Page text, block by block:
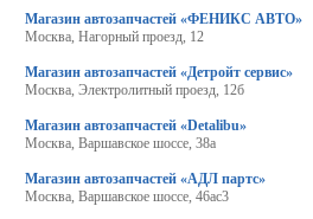
Магазин автозапчастей «ФЕНИКС АВТО»
Москва, Нагорный проезд, 12
Магазин автозапчастей «Детройт сервис»
Москва, Электролитный проезд, 12б
Магазин автозапчастей «Detalibu»
Москва, Варшавское шоссе, 38а
Магазин автозапчастей «АДЛ партс»
Москва, Варшавское шоссе, 46ас3